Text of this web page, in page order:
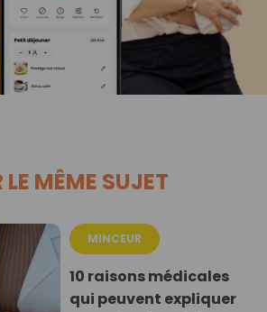
LE MÊME SUJET
MINCEUR
10 raisons médicales
qui peuvent expliquer